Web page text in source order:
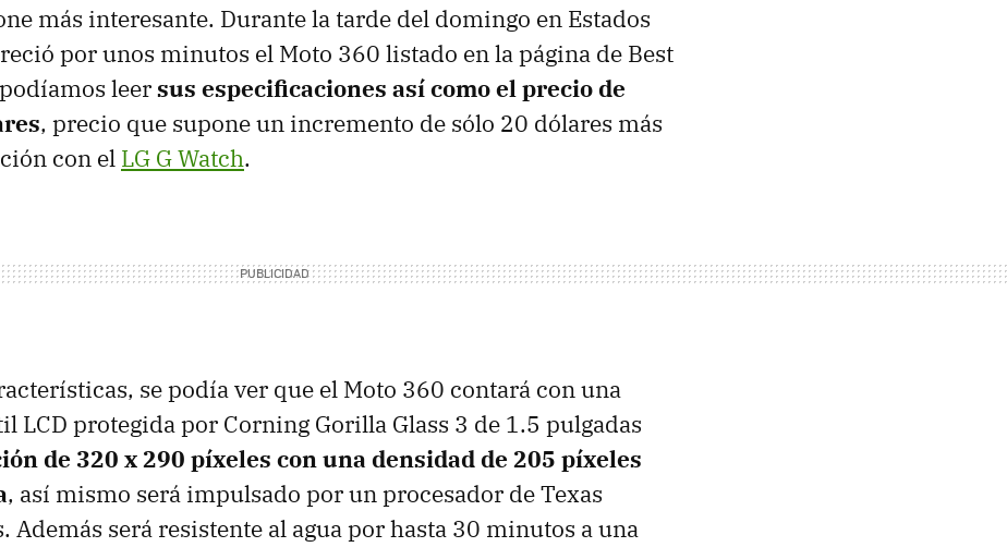
más interesante. Durante la tarde del domingo en Estados
por unos minutos el Moto 360 listado en la página de Best
leersus especificaciones así como el precio de
, precio que supone un incremento de sólo 20 dólares más
con el LG G Watch.
se podía ver que el Moto 360 contará con una
LCD protegida por Corning Gorilla Glass 3 de 1.5 pulgadas
de 320 x 290 píxeles con una densidad de 205 píxeles
, así mismo será impulsado por un procesador de Texas
Además será resistente al agua por hasta 30 minutos a una